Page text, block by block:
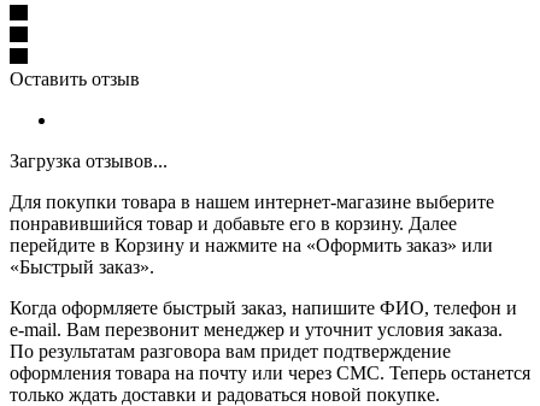
Оставить отзыв
Загрузка отзывов...
Для покупки товара в нашем интернет-магазине выберите
понравившийся товар и добавьте его в корзину. Далее
перейдите в Корзину и нажмите на «Оформить заказ» или
«Быстрый заказ».
Когда оформляете быстрый заказ, напишите ФИО, телефон и
e-mail. Вам перезвонит менеджер и уточнит условия заказа.
По результатам разговора вам придет подтверждение
оформления товара на почту или через СМС. Теперь останется
только ждать доставки и радоваться новой покупке.